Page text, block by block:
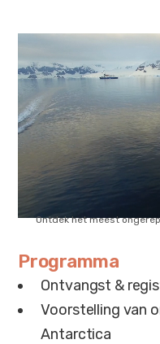
Ontdek het meest
Programma
Ontvangst &
Voorstelling van
Antarctica